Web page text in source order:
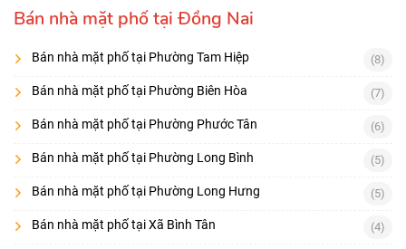
Bán nhà mặt phố tại Đồng Nai
Bán nhà mặt phố tại Phường Tam Hiệp (8)
Bán nhà mặt phố tại Phường Biên Hòa (7)
Bán nhà mặt phố tại Phường Phước Tân (6)
Bán nhà mặt phố tại Phường Long Bình (5)
Bán nhà mặt phố tại Phường Long Hưng (5)
Bán nhà mặt phố tại Xã Bình Tân (4)